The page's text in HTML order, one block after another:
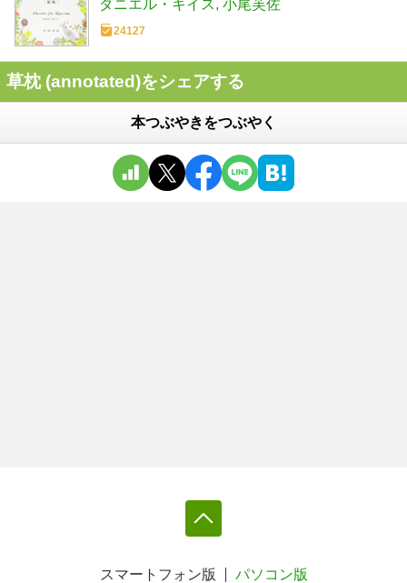
ダニエル・キイス 小尾芙佐
24127
草枕 (annotated)をシェアする
本つぶやきをつぶやく
スマートフォン版 パソコン版